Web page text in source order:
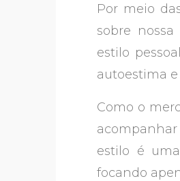
Por meio
sobre
estilo
autoestima
Como o
estilo é
focando